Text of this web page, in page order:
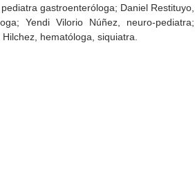
gastroenteróloga; Daniel Restituyo,
Yendi Vilorio Núñez, neuro-pediatra;
hematóloga, siquiatra.